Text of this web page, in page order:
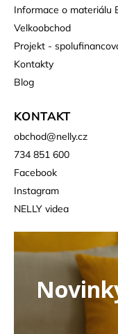
Informace o materiálu
Velkoobchod
Projekt -
Kontakty
Blog
KONTAKT
obchod@nelly.cz
734 851 600
Facebook
Instagram
NELLY videa